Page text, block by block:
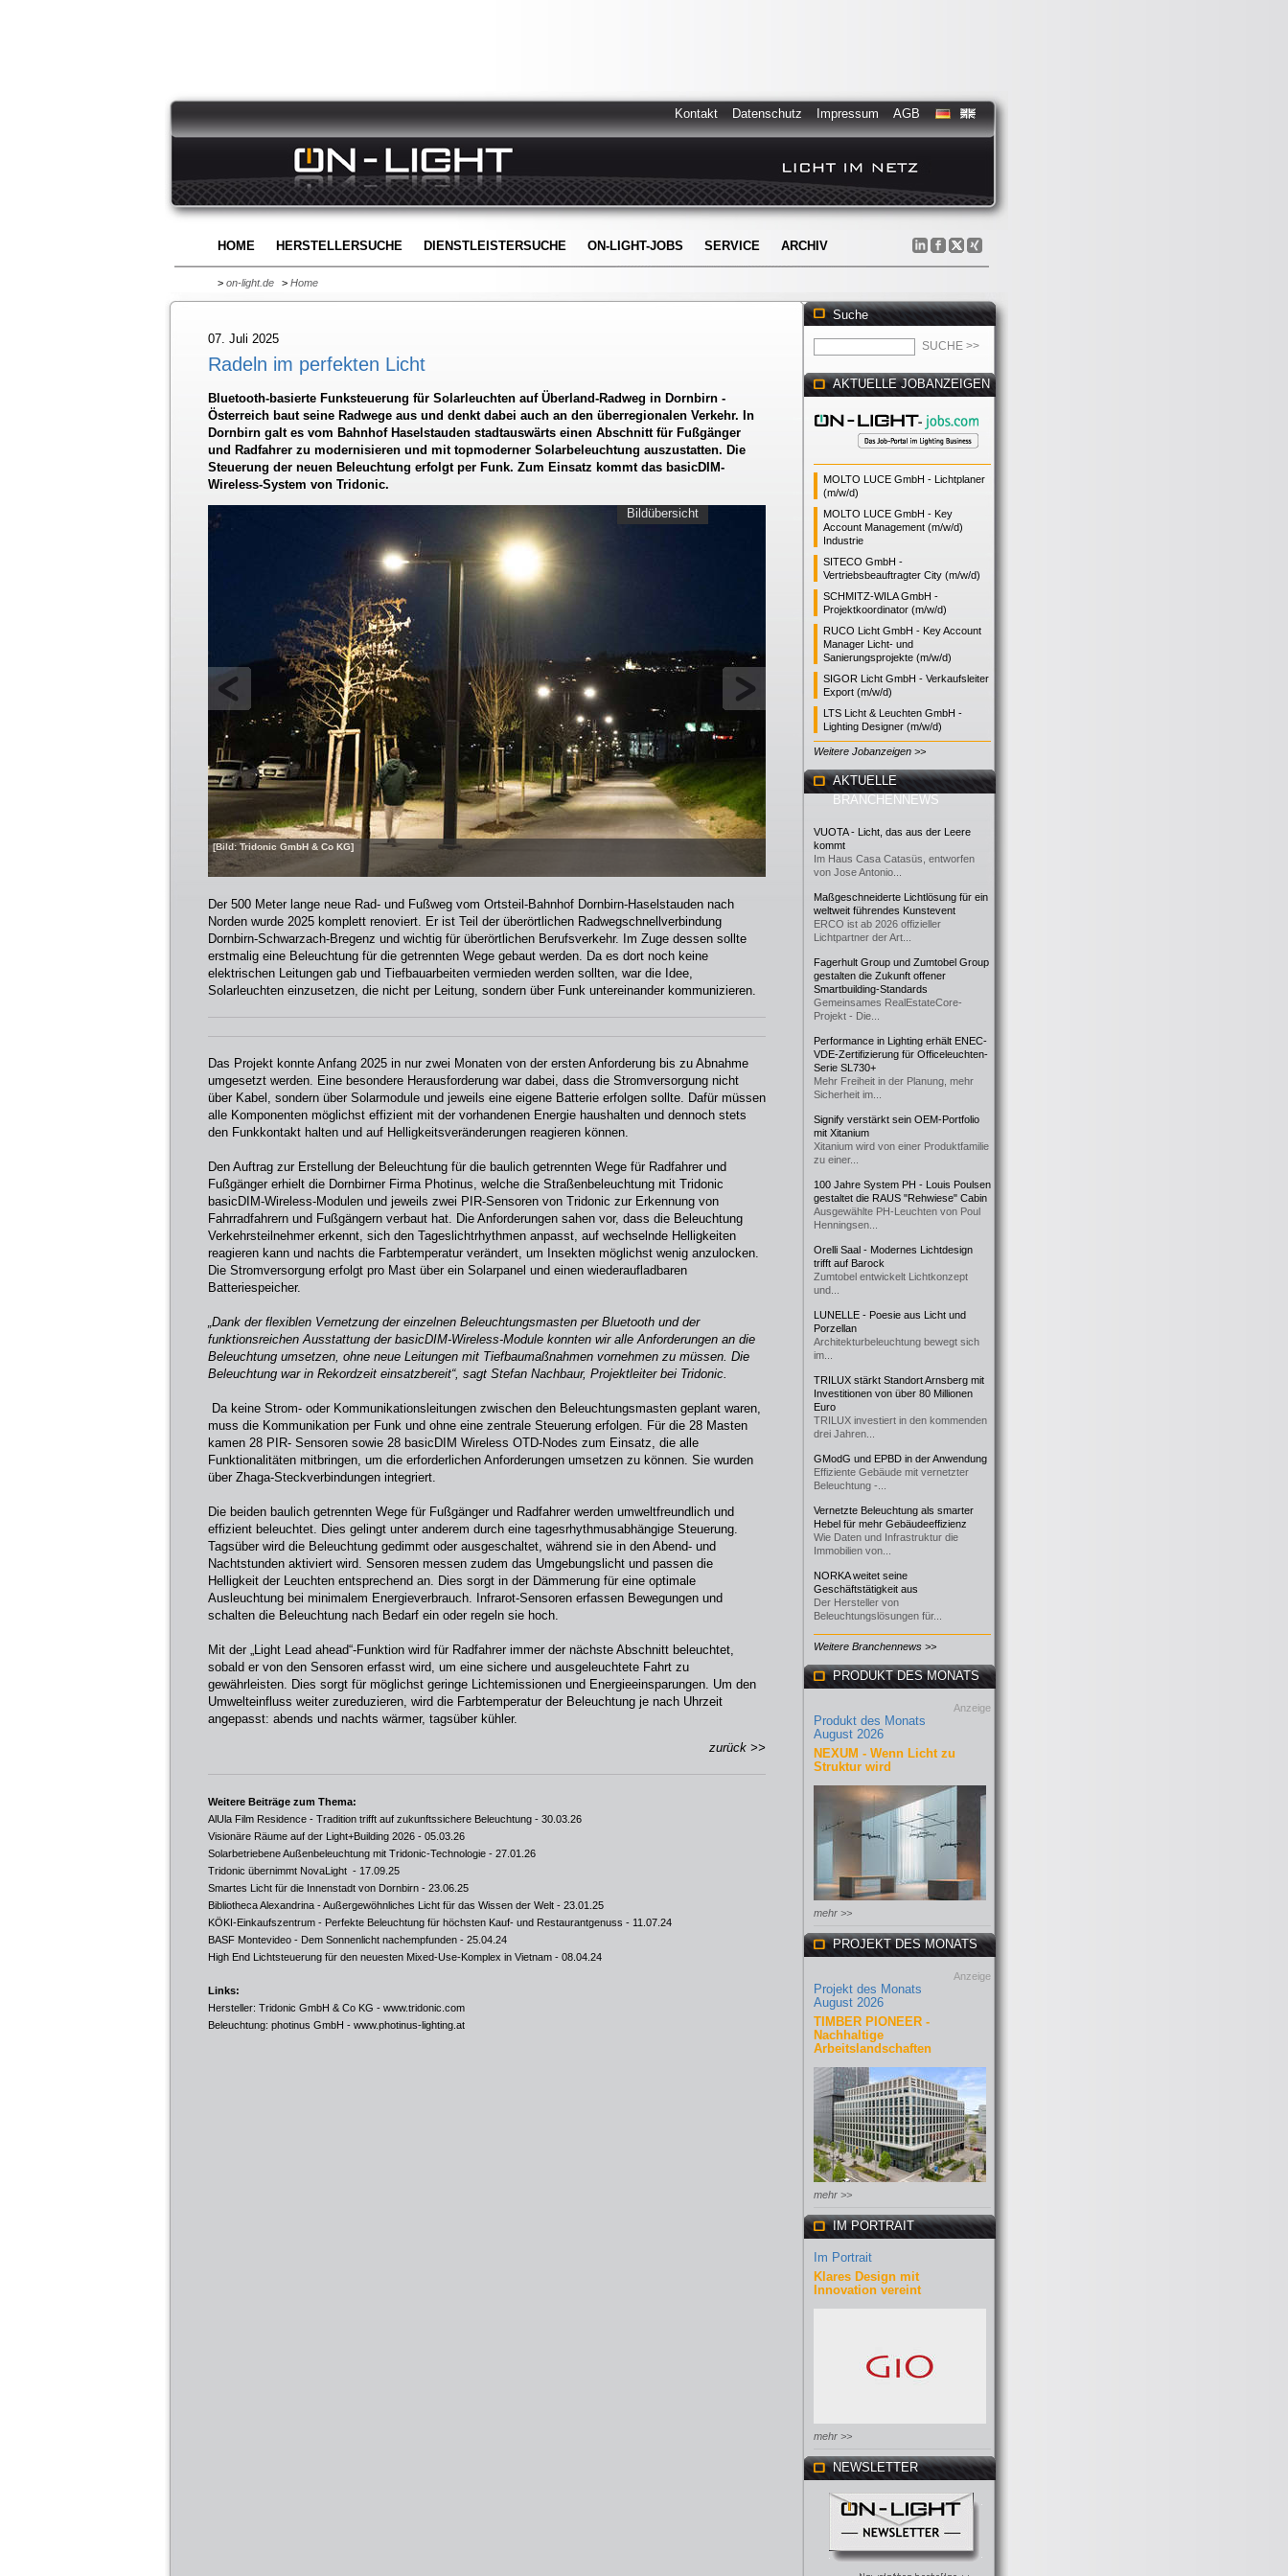
Kontakt Datenschutz Impressum AGB
HOME HERSTELLERSUCHE DIENSTLEISTERSUCHE ON-LIGHT-JOBS SERVICE ARCHIV
> on-light.de > Home
07. Juli 2025
Radeln im perfekten Licht
Bluetooth-basierte Funksteuerung für Solarleuchten auf Überland-Radweg in Dornbirn -
Österreich baut seine Radwege aus und denkt dabei auch an den überregionalen Verkehr. In
Dornbirn galt es vom Bahnhof Haselstauden stadtauswärts einen Abschnitt für Fußgänger
und Radfahrer zu modernisieren und mit topmoderner Solarbeleuchtung auszustatten. Die
Steuerung der neuen Beleuchtung erfolgt per Funk. Zum Einsatz kommt das basicDIM-
Wireless-System von Tridonic.
[Bild: Tridonic GmbH & Co KG]
Bildübersicht
Der 500 Meter lange neue Rad- und Fußweg vom Ortsteil-Bahnhof Dornbirn-Haselstauden nach
Norden wurde 2025 komplett renoviert. Er ist Teil der überörtlichen Radwegschnellverbindung
Dornbirn-Schwarzach-Bregenz und wichtig für überörtlichen Berufsverkehr. Im Zuge dessen sollte
erstmalig eine Beleuchtung für die getrennten Wege gebaut werden. Da es dort noch keine
elektrischen Leitungen gab und Tiefbauarbeiten vermieden werden sollten, war die Idee,
Solarleuchten einzusetzen, die nicht per Leitung, sondern über Funk untereinander kommunizieren.
Das Projekt konnte Anfang 2025 in nur zwei Monaten von der ersten Anforderung bis zu Abnahme
umgesetzt werden. Eine besondere Herausforderung war dabei, dass die Stromversorgung nicht
über Kabel, sondern über Solarmodule und jeweils eine eigene Batterie erfolgen sollte. Dafür müssen
alle Komponenten möglichst effizient mit der vorhandenen Energie haushalten und dennoch stets
den Funkkontakt halten und auf Helligkeitsveränderungen reagieren können.
Den Auftrag zur Erstellung der Beleuchtung für die baulich getrennten Wege für Radfahrer und
Fußgänger erhielt die Dornbirner Firma Photinus, welche die Straßenbeleuchtung mit Tridonic
basicDIM-Wireless-Modulen und jeweils zwei PIR-Sensoren von Tridonic zur Erkennung von
Fahrradfahrern und Fußgängern verbaut hat. Die Anforderungen sahen vor, dass die Beleuchtung
Verkehrsteilnehmer erkennt, sich den Tageslichtrhythmen anpasst, auf wechselnde Helligkeiten
reagieren kann und nachts die Farbtemperatur verändert, um Insekten möglichst wenig anzulocken.
Die Stromversorgung erfolgt pro Mast über ein Solarpanel und einen wiederaufladbaren
Batteriespeicher.
„Dank der flexiblen Vernetzung der einzelnen Beleuchtungsmasten per Bluetooth und der
funktionsreichen Ausstattung der basicDIM-Wireless-Module konnten wir alle Anforderungen an die
Beleuchtung umsetzen, ohne neue Leitungen mit Tiefbaumaßnahmen vornehmen zu müssen. Die
Beleuchtung war in Rekordzeit einsatzbereit“, sagt Stefan Nachbaur, Projektleiter bei Tridonic.
Da keine Strom- oder Kommunikationsleitungen zwischen den Beleuchtungsmasten geplant waren,
muss die Kommunikation per Funk und ohne eine zentrale Steuerung erfolgen. Für die 28 Masten
kamen 28 PIR- Sensoren sowie 28 basicDIM Wireless OTD-Nodes zum Einsatz, die alle
Funktionalitäten mitbringen, um die erforderlichen Anforderungen umsetzen zu können. Sie wurden
über Zhaga-Steckverbindungen integriert.
Die beiden baulich getrennten Wege für Fußgänger und Radfahrer werden umweltfreundlich und
effizient beleuchtet. Dies gelingt unter anderem durch eine tagesrhythmusabhängige Steuerung.
Tagsüber wird die Beleuchtung gedimmt oder ausgeschaltet, während sie in den Abend- und
Nachtstunden aktiviert wird. Sensoren messen zudem das Umgebungslicht und passen die
Helligkeit der Leuchten entsprechend an. Dies sorgt in der Dämmerung für eine optimale
Ausleuchtung bei minimalem Energieverbrauch. Infrarot-Sensoren erfassen Bewegungen und
schalten die Beleuchtung nach Bedarf ein oder regeln sie hoch.
Mit der „Light Lead ahead“-Funktion wird für Radfahrer immer der nächste Abschnitt beleuchtet,
sobald er von den Sensoren erfasst wird, um eine sichere und ausgeleuchtete Fahrt zu
gewährleisten. Dies sorgt für möglichst geringe Lichtemissionen und Energieeinsparungen. Um den
Umwelteinfluss weiter zureduzieren, wird die Farbtemperatur der Beleuchtung je nach Uhrzeit
angepasst: abends und nachts wärmer, tagsüber kühler.
zurück >>
Weitere Beiträge zum Thema:
AlUla Film Residence - Tradition trifft auf zukunftssichere Beleuchtung - 30.03.26
Visionäre Räume auf der Light+Building 2026 - 05.03.26
Solarbetriebene Außenbeleuchtung mit Tridonic-Technologie - 27.01.26
Tridonic übernimmt NovaLight - 17.09.25
Smartes Licht für die Innenstadt von Dornbirn - 23.06.25
Bibliotheca Alexandrina - Außergewöhnliches Licht für das Wissen der Welt - 23.01.25
KÖKI-Einkaufszentrum - Perfekte Beleuchtung für höchsten Kauf- und Restaurantgenuss - 11.07.24
BASF Montevideo - Dem Sonnenlicht nachempfunden - 25.04.24
High End Lichtsteuerung für den neuesten Mixed-Use-Komplex in Vietnam - 08.04.24
Links:
Hersteller: Tridonic GmbH & Co KG - www.tridonic.com
Beleuchtung: photinus GmbH - www.photinus-lighting.at
Suche
AKTUELLE JOBANZEIGEN
MOLTO LUCE GmbH - Lichtplaner
(m/w/d)
MOLTO LUCE GmbH - Key
Account Management (m/w/d)
Industrie
SITECO GmbH -
Vertriebsbeauftragter City (m/w/d)
SCHMITZ-WILA GmbH -
Projektkoordinator (m/w/d)
RUCO Licht GmbH - Key Account
Manager Licht- und
Sanierungsprojekte (m/w/d)
SIGOR Licht GmbH - Verkaufsleiter
Export (m/w/d)
LTS Licht & Leuchten GmbH -
Lighting Designer (m/w/d)
Weitere Jobanzeigen >>
AKTUELLE
BRANCHENNEWS
VUOTA - Licht, das aus der Leere
kommt
Im Haus Casa Catasüs, entworfen
von Jose Antonio...
Maßgeschneiderte Lichtlösung für ein
weltweit führendes Kunstevent
ERCO ist ab 2026 offizieller
Lichtpartner der Art...
Fagerhult Group und Zumtobel Group
gestalten die Zukunft offener
Smartbuilding-Standards
Gemeinsames RealEstateCore-
Projekt - Die...
Performance in Lighting erhält ENEC-
VDE-Zertifizierung für Officeleuchten-
Serie SL730+
Mehr Freiheit in der Planung, mehr
Sicherheit im...
Signify verstärkt sein OEM-Portfolio
mit Xitanium
Xitanium wird von einer Produktfamilie
zu einer...
100 Jahre System PH - Louis Poulsen
gestaltet die RAUS "Rehwiese" Cabin
Ausgewählte PH-Leuchten von Poul
Henningsen...
Orelli Saal - Modernes Lichtdesign
trifft auf Barock
Zumtobel entwickelt Lichtkonzept
und...
LUNELLE - Poesie aus Licht und
Porzellan
Architekturbeleuchtung bewegt sich
im...
TRILUX stärkt Standort Arnsberg mit
Investitionen von über 80 Millionen
Euro
TRILUX investiert in den kommenden
drei Jahren...
GModG und EPBD in der Anwendung
Effiziente Gebäude mit vernetzter
Beleuchtung -...
Vernetzte Beleuchtung als smarter
Hebel für mehr Gebäudeeffizienz
Wie Daten und Infrastruktur die
Immobilien von...
NORKA weitet seine
Geschäftstätigkeit aus
Der Hersteller von
Beleuchtungslösungen für...
Weitere Branchennews >>
PRODUKT DES MONATS
Anzeige
Produkt des Monats
August 2026
NEXUM - Wenn Licht zu
Struktur wird
mehr >>
PROJEKT DES MONATS
Anzeige
Projekt des Monats
August 2026
TIMBER PIONEER -
Nachhaltige
Arbeitslandschaften
mehr >>
IM PORTRAIT
Im Portrait
Klares Design mit
Innovation vereint
mehr >>
NEWSLETTER